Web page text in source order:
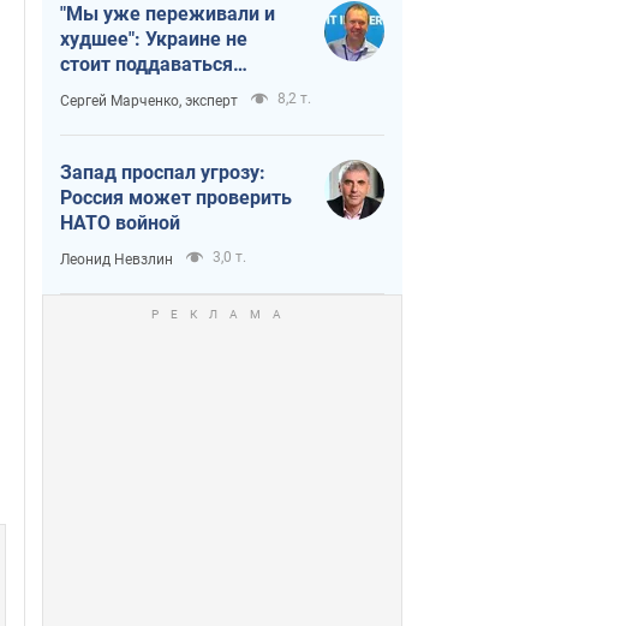
"Мы уже переживали и
худшее": Украине не
стоит поддаваться
отчаянию из-за
ракетного террора
Сергей Марченко, эксперт 8,2 т.
Запад проспал угрозу:
Россия может проверить
НАТО войной
Леонид Невзлин 3,0 т.